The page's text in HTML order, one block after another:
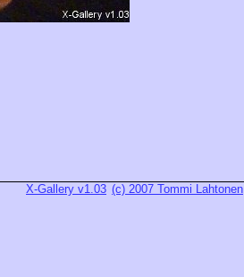
X-Gallery v1.03 (c) 2007 Tommi Lahtonen